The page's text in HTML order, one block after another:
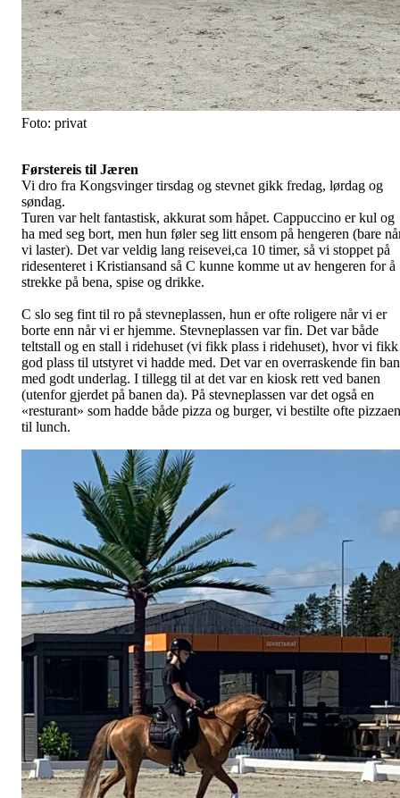
Foto: privat
Førstereis til Jæren
Vi dro fra Kongsvinger tirsdag og stevnet gikk fredag, lørdag og
søndag.
Turen var helt fantastisk, akkurat som håpet. Cappuccino er kul og
ha med seg bort, men hun føler seg litt ensom på hengeren (bare
vi laster). Det var veldig lang reisevei,ca 10 timer, så vi stoppet på
ridesenteret i Kristiansand så C kunne komme ut av hengeren for å
strekke på bena, spise og drikke.
C slo seg fint til ro på stevneplassen, hun er ofte roligere når vi er
borte enn når vi er hjemme. Stevneplassen var fin. Det var både
teltstall og en stall i ridehuset (vi fikk plass i ridehuset), hvor vi fikk
god plass til utstyret vi hadde med. Det var en overraskende fin
med godt underlag. I tillegg til at det var en kiosk rett ved banen
(utenfor gjerdet på banen da). På stevneplassen var det også en
«resturant» som hadde både pizza og burger, vi bestilte ofte pizzaen
til lunch.